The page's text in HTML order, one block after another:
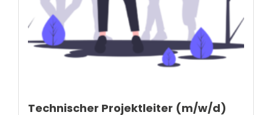
Technischer Projektleiter (m/w/d)